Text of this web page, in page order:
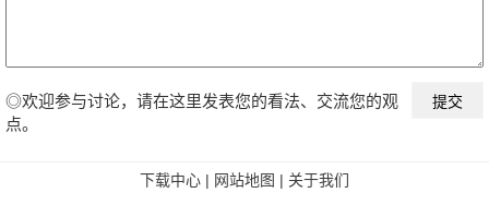
◎欢迎参与讨论，请在这里发表您的看法、交流您的观
点。
下载中心 | 网站地图 | 关于我们